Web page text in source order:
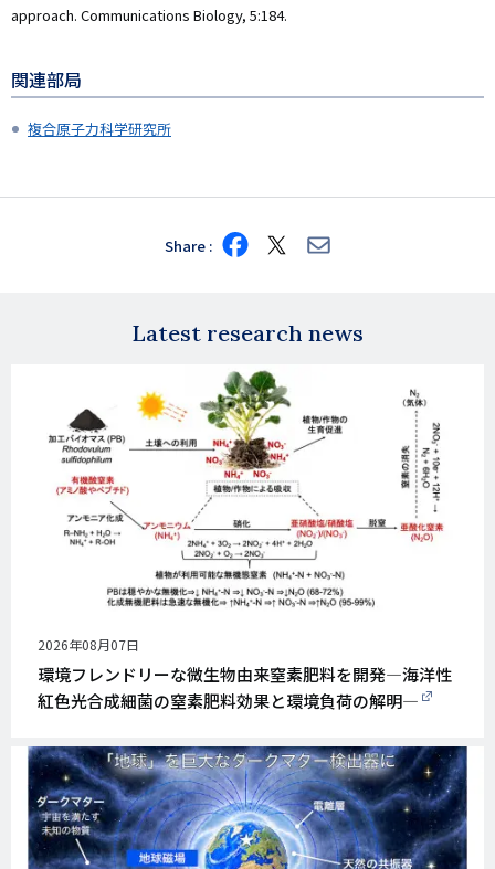
approach. Communications Biology, 5:184.
関連部局
複合原子力科学研究所
Share Share
on
Share
on
Share
via
Latest research news
公
開
日
2026年08月07日
環境フレンドリーな微生物由来窒素肥料を開発―海洋性
紅色光合成細菌の窒素肥料効果と環境負荷の解明―